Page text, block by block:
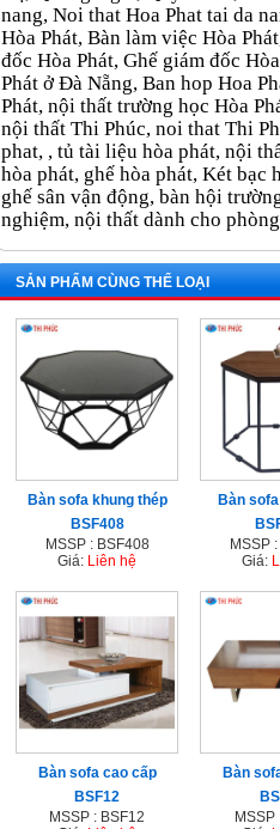
nang, Noi that Hoa Phat tai da
Hòa Phát, Bàn làm việc Hòa
đốc Hòa Phát, Ghế giám đốc
Phát ở Đà Nẵng, Ban hop Hoa
Phát, nội thất trường học Hòa
nội thất Thi Phúc, noi that Thi
phat, , tủ tài liệu hòa phát, nội
hòa phát, ghế hòa phát, Két bạc
ghế sân vận động, bàn hội
nghiệm, nội thất dành cho
SẢN PHẨM CÙNG THỂ LOẠI
Bàn sofa khung thép
BSF408
MSSP : BSF408
Giá: Liên hệ
Bàn
MSSP
Giá:
Bàn sofa cao cấp
BSF12
MSSP : BSF12
Bàn
MSSP